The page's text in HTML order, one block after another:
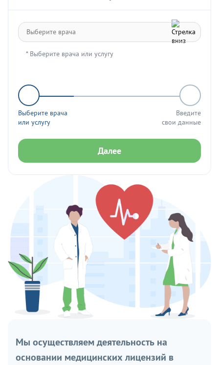
* Выберите врача или услугу
Выберите врача
или услугу
Введите
свои данные
Далее
Мы осуществляем деятельность на
основании медицинских лицензий в